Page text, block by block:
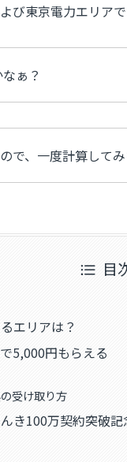
び東京電力エリア
ぁ？
で、一度計算してみ
目
エリアは？
5,000円もらえる
受け取り方
き100万契約突破